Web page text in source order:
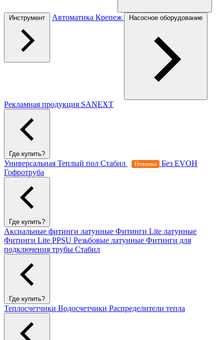
Инструмент Автоматика Крепеж Насосное оборудование
Рекламная продукция SANEXT
Где купить?
Универсальная Теплый пол Стабил Новинка
Без EVOH
Гофротруба
Где купить?
Аксиальные фитинги латунные Фитинги Lite латунные
Фитинги Lite PPSU Резьбовые латунные Фитинги для
подключения трубы Стабил
Где купить?
Теплосчетчики Водосчетчики Распределители тепла